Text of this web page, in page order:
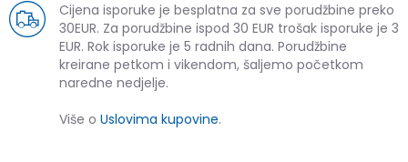
Cijena isporuke je besplatna za sve porudžbine preko
30EUR. Za porudžbine ispod 30 EUR trošak isporuke je 3
EUR. Rok isporuke je 5 radnih dana. Porudžbine
kreirane petkom i vikendom, šaljemo početkom
naredne nedjelje.
Više o Uslovima kupovine.